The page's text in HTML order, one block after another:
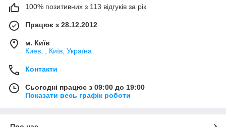
100% позитивних з 113 відгуків за рік
Працює з 28.12.2012
м. Київ
Киев, , Київ, Україна
Контакти
Сьогодні працює з 09:00 до 19:00
Показати весь графік роботи